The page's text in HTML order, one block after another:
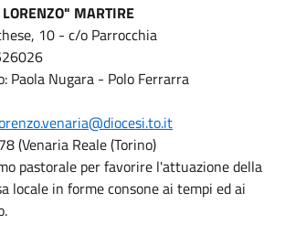
MARTIRE
10 - c/o Parrocchia
Paola Nugara - Polo Ferrarra
(Venaria Reale (Torino)
pastorale per favorire l'attuazione della
locale in forme consone ai tempi ed ai